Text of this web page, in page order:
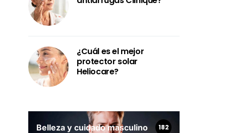
¿Cuál es el mejor
protector solar
Heliocare?
Belleza y cuidado masculino 182